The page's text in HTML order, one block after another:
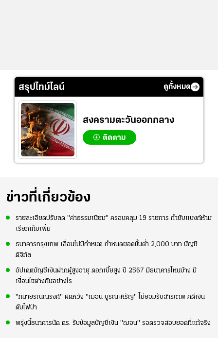
สรุปไทม์ไลน์ ดูทั้งหมด
สงครามตะวันออกกลาง
ติดตาม
ข่าวที่เกี่ยวข้อง
รายละเอียดปรับลด "ค่าธรรมเนียม" ครอบคลุม 19 รายการ กำชับแบงก์ห้าม
เรียกเก็บเพิ่ม
ธนาคารกรุงเทพ เลื่อนไม่มีกำหนด กำหนดยอดขั้นต่ำ 2,000 บาท บัญชี
ดิจิทัล
อัปเดตบัญชีเงินฝากผู้สูงอายุ ดอกเบี้ยสูง ปี 2567 มีธนาคารไหนบ้าง มี
เงื่อนไขต่างกันอย่างไร
"ทนายรณณรงค์" ผิดหวัง "ฌอน บูรณะหิรัญ" ไม่ยอมรับสารภาพ คดีเงิน
ดับไฟป่า
พรุ่งนี้ธนาคารนัด ตร. รับข้อมูลบัญชีเงิน "ฌอน" รอตรวจสอบยอดที่แท้จริง